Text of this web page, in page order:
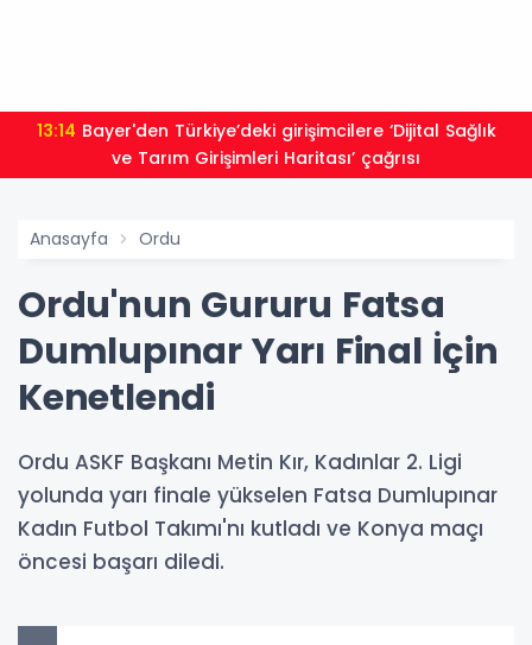
13:14
ve Tarım Girişimleri Haritası’ çağrısı
Anasayfa Ordu
Ordu'nun Gururu Fatsa
Dumlupınar Yarı Final İçin
Kenetlendi
Ordu ASKF Başkanı Metin Kır, Kadınlar 2. Ligi
yolunda yarı finale yükselen Fatsa Dumlupınar
Kadın Futbol Takımı'nı kutladı ve Konya maçı
öncesi başarı diledi.